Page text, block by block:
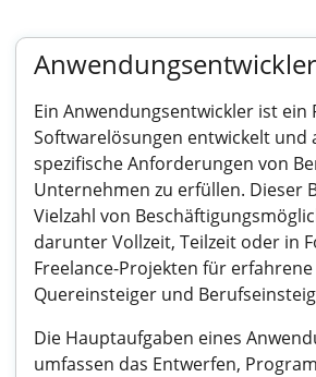
Anwendungsentwickler
Ein Anwendungsentwickler ist ein
Softwarelösungen entwickelt und
spezifische Anforderungen von
Unternehmen zu erfüllen. Dieser
Vielzahl von
darunter Vollzeit, Teilzeit oder in
Freelance-Projekten für
Quereinsteiger und
Die Hauptaufgaben eines
umfassen das Entwerfen,